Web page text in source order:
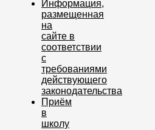
Информация,
размещенная
на
сайте в
соответствии
с
требованиями
действующего
законодательства
Приём
в
школу